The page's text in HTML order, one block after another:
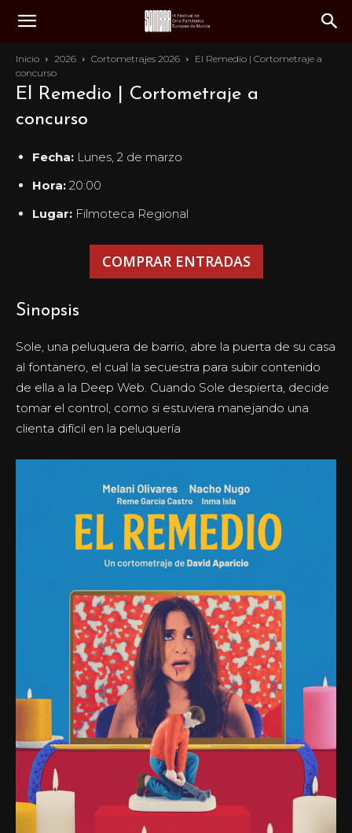
Inicio 2026 Cortometrajes 2026
El Remedio | Cortometraje a
concurso
El Remedio | Cortometraje a
concurso
Fecha: Lunes, 2 de marzo
Hora: 20:00
Lugar: Filmoteca Regional
COMPRAR ENTRADAS
Sinopsis
Sole, una peluquera de barrio, abre la puerta de su casa
al fontanero, el cual la secuestra para subir contenido
de ella a la Deep Web. Cuando Sole despierta, decide
tomar el control, como si estuviera manejando una
clienta difícil en la peluquería